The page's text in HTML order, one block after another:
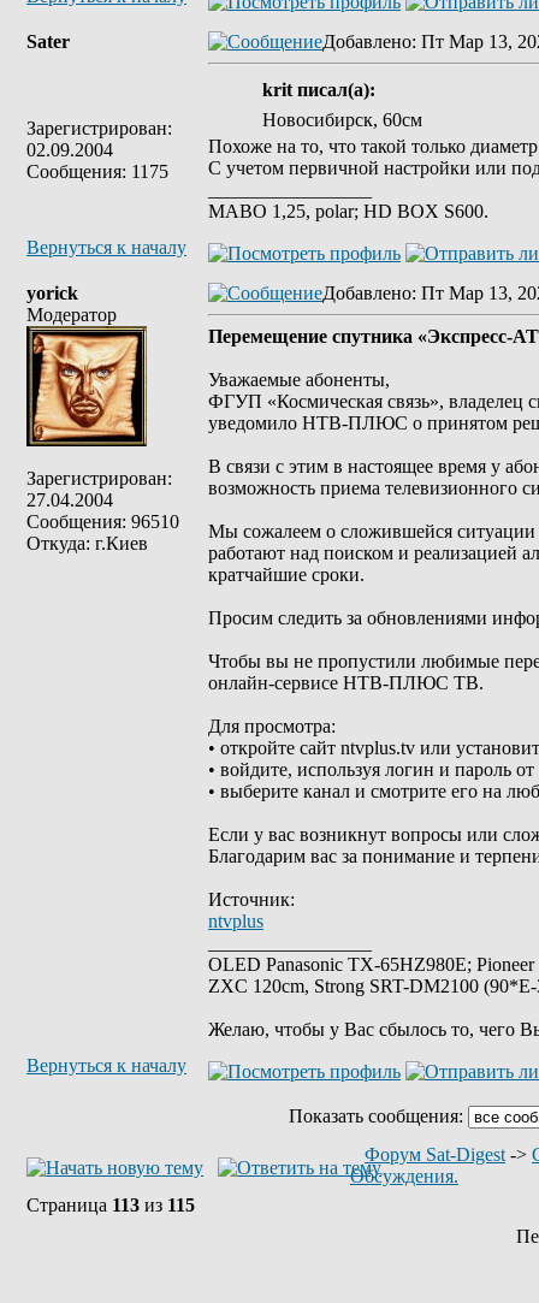
Sater
Зарегистрирован:
02.09.2004
Сообщения: 1175
Добавлено: Пт Мар 13,
krit писал(а):
Новосибирск, 60см
Похоже на то, что такой только
С учетом первичной настройки или
MABO 1,25, polar; HD BOX S600.
Вернуться к началу
yorick
Модератор
Зарегистрирован:
27.04.2004
Сообщения: 96510
Откуда: г.Киев
Добавлено: Пт Мар 13,
Перемещение спутника
Уважаемые абоненты,
ФГУП «Космическая связь», владелец
уведомило НТВ‑ПЛЮС о принятом
В связи с этим в настоящее время у
возможность приема телевизионного
Мы сожалеем о сложившейся ситуации
работают над поиском и реализацией
кратчайшие сроки.
Просим следить за обновлениями
Чтобы вы не пропустили любимые
онлайн‑сервисе НТВ‑ПЛЮС ТВ.
Для просмотра:
• откройте сайт ntvplus.tv или
• войдите, используя логин и пароль
• выберите канал и смотрите его на
Если у вас возникнут вопросы или
Благодарим вас за понимание и
Источник:
ntvplus
OLED Panasonic TX-65HZ980E;
ZXC 120cm, Strong SRT-DM2100
Желаю, чтобы у Вас сбылось то, чего
Вернуться к началу
Показать сообщения:
Форум Sat-Digest ->
Обсуждения.
Страница 113 из 115